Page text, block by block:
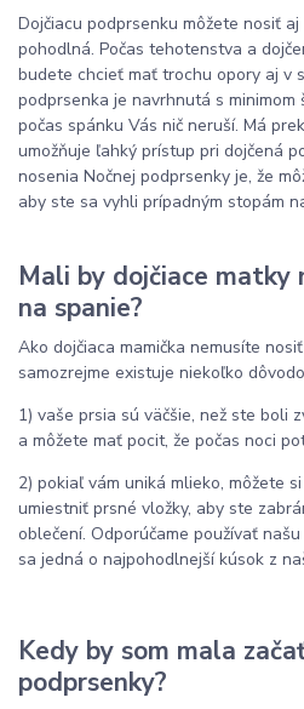
Dojčiacu podprsenku môžete nosiť
pohodlná. Počas tehotenstva a
budete chcieť mať trochu opory aj v
podprsenka je navrhnutá s minimom
počas spánku Vás nič neruší. Má
umožňuje ľahký prístup pri dojčená
nosenia Nočnej podprsenky je, že
aby ste sa vyhli prípadným stopám
Mali by dojčiace matky
na spanie?
Ako dojčiaca mamička nemusíte
samozrejme existuje niekoľko
1) vaše prsia sú väčšie, než ste boli
a môžete mať pocit, že počas noci
2) pokiaľ vám uniká mlieko, môžete
umiestniť prsné vložky, aby ste
oblečení. Odporúčame používať
sa jedná o najpohodlnejší kúsok z
Kedy by som mala
podprsenky?